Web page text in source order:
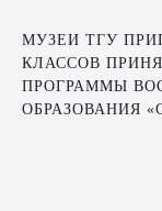
МУЗЕИ ТГУ
КЛАССОВ
ПРОГРАММЫ
ОБРАЗОВАНИЯ